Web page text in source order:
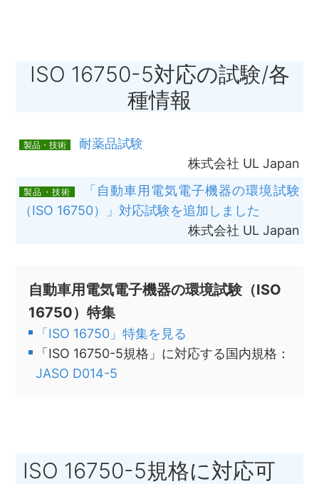
ISO 16750-5対応の試験/各
種情報
製品・技術
耐薬品試験
株式会社 UL Japan
製品・技術
「自動車用電気電子機器の環境試験
（ISO 16750）」対応試験を追加しました
株式会社 UL Japan
自動車用電気電子機器の環境試験（ISO
16750）特集
「ISO 16750」特集を見る
「ISO 16750-5規格」に対応する国内規格：
JASO D014-5
ISO 16750-5規格に対応可